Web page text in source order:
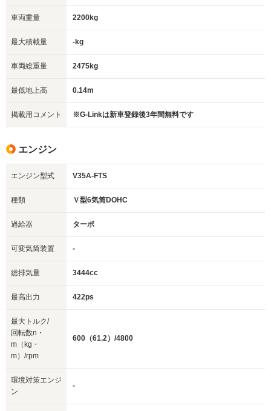
車両重量 2200kg
最大積載量 -kg
車両総重量 2475kg
最低地上高 0.14m
掲載用コメント ※G-Linkは新車登録後3年間無料です
エンジン
エンジン型式 V35A-FTS
種類 Ｖ型6気筒DOHC
過給器 ターボ
可変気筒装置 -
総排気量 3444cc
最高出力 422ps
最大トルク/
回転数n・
m（kg・
m）/rpm
600（61.2）/4800
環境対策エンジ
ン
-